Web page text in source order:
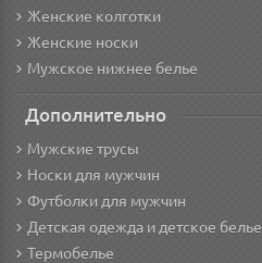
Женские колготки
Женские носки
Мужское нижнее белье
Дополнительно
Мужские трусы
Носки для мужчин
Футболки для мужчин
Детская одежда и детское белье
Термобелье